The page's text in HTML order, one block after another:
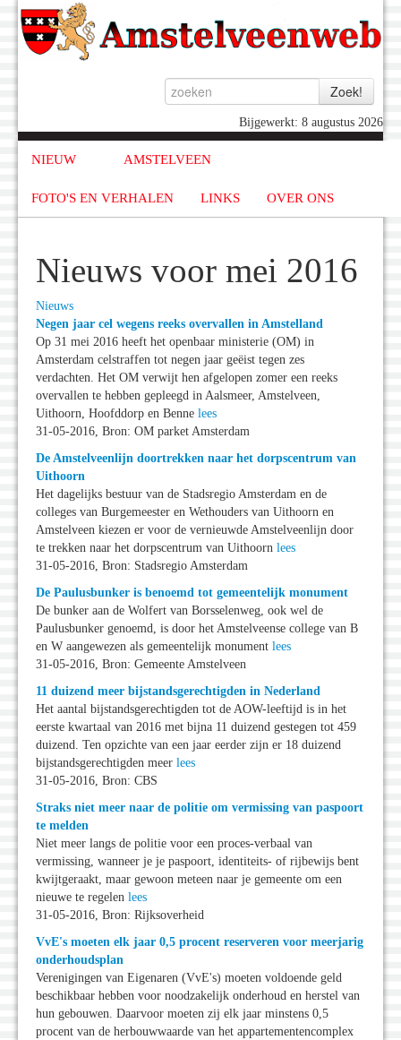
Bijgewerkt: 8 augustus 2026
NIEUW AMSTELVEEN
FOTO'S EN VERHALEN LINKS OVER ONS
Nieuws voor mei 2016
Nieuws
Negen jaar cel wegens reeks overvallen in Amstelland
Op 31 mei 2016 heeft het openbaar ministerie (OM) in
Amsterdam celstraffen tot negen jaar geëist tegen zes
verdachten. Het OM verwijt hen afgelopen zomer een reeks
overvallen te hebben gepleegd in Aalsmeer, Amstelveen,
Uithoorn, Hoofddorp en Benne lees
31-05-2016, Bron: OM parket Amsterdam
De Amstelveenlijn doortrekken naar het dorpscentrum van
Uithoorn
Het dagelijks bestuur van de Stadsregio Amsterdam en de
colleges van Burgemeester en Wethouders van Uithoorn en
Amstelveen kiezen er voor de vernieuwde Amstelveenlijn door
te trekken naar het dorpscentrum van Uithoorn lees
31-05-2016, Bron: Stadsregio Amsterdam
De Paulusbunker is benoemd tot gemeentelijk monument
De bunker aan de Wolfert van Borsselenweg, ook wel de
Paulusbunker genoemd, is door het Amstelveense college van B
en W aangewezen als gemeentelijk monument lees
31-05-2016, Bron: Gemeente Amstelveen
11 duizend meer bijstandsgerechtigden in Nederland
Het aantal bijstandsgerechtigden tot de AOW-leeftijd is in het
eerste kwartaal van 2016 met bijna 11 duizend gestegen tot 459
duizend. Ten opzichte van een jaar eerder zijn er 18 duizend
bijstandsgerechtigden meer lees
31-05-2016, Bron: CBS
Straks niet meer naar de politie om vermissing van paspoort
te melden
Niet meer langs de politie voor een proces-verbaal van
vermissing, wanneer je je paspoort, identiteits- of rijbewijs bent
kwijtgeraakt, maar gewoon meteen naar je gemeente om een
nieuwe te regelen lees
31-05-2016, Bron: Rijksoverheid
VvE's moeten elk jaar 0,5 procent reserveren voor meerjarig
onderhoudsplan
Verenigingen van Eigenaren (VvE's) moeten voldoende geld
beschikbaar hebben voor noodzakelijk onderhoud en herstel van
hun gebouwen. Daarvoor moeten zij elk jaar minstens 0,5
procent van de herbouwwaarde van het appartementencomplex